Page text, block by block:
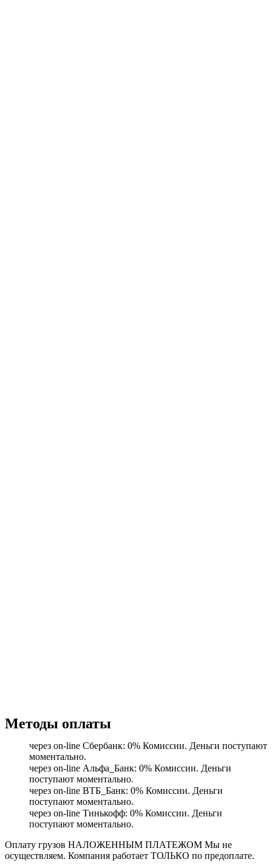
Методы оплаты
через on-line Сбербанк: 0% Комиссии. Деньги поступают
моментально.
через on-line Альфа_Банк: 0% Комиссии. Деньги
поступают моментально.
через on-line ВТБ_Банк: 0% Комиссии. Деньги
поступают моментально.
через on-line Тинькофф: 0% Комиссии. Деньги
поступают моментально.
Оплату грузов НАЛОЖЕННЫМ ПЛАТЕЖОМ Мы не
осуществляем. Компания работает ТОЛЬКО по предоплате.